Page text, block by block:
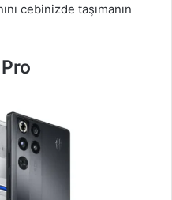
cebinizde taşımanın